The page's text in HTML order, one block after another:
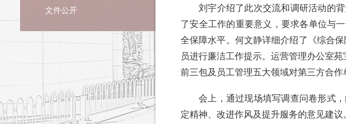
文件公开
刘宇介绍了此次交流和调研活动的
了安全工作的重要意义，要求各单位与
全保障水平。何文静详细介绍了《综合
员进行廉洁工作提示。运营管理办公室
前三包及员工管理五大领域对第三方合
会上，通过现场填写调查问卷形式
定精神、改进作风及提升服务的意见建